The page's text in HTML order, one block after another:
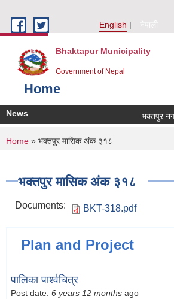
English
नेपाली
Bhaktapur Municipality
Government of Nepal
Home
News भक्तपुर
You are here
Home » भक्तपुर मासिक अंक ३१८
भक्तपुर मासिक अंक ३१८
Documents: BKT-318.pdf
Plan and Project
पालिका पार्श्वचित्र
Post date: 6 years 12 months ago